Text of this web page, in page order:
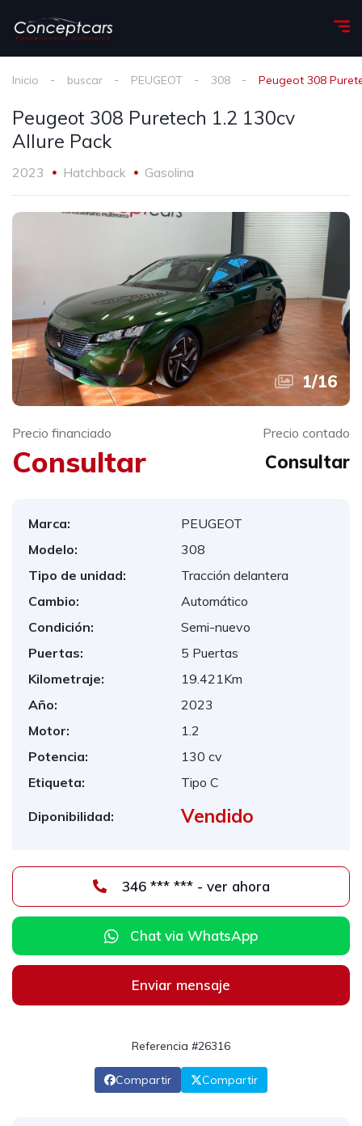
Inicio buscar PEUGEOT 308 Peugeot 308
Peugeot 308 Puretech 1.2 130cv
Allure Pack
2023 Hatchback Gasolina
1/16
Precio financiado
Consultar
Precio contado
Consultar
Marca:
PEUGEOT
Modelo:
308
Tipo de unidad:
Tracción delantera
Cambio:
Automático
Condición:
Semi-nuevo
Puertas:
5 Puertas
Kilometraje:
19.421Km
Año:
2023
Motor:
1.2
Potencia:
130 cv
Etiqueta:
Tipo C
Diponibilidad: Vendido
346 *** *** - ver ahora
Chat via WhatsApp
Enviar mensaje
Referencia #26316
Compartir Compartir